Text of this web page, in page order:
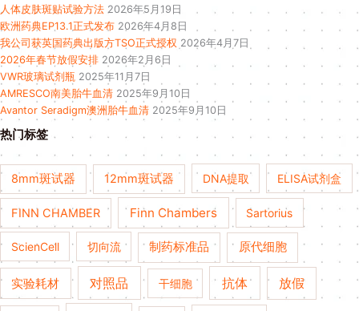
人体皮肤斑贴试验方法 2026年5月19日
欧洲药典EP13.1正式发布 2026年4月8日
我公司获英国药典出版方TSO正式授权 2026年4月7日
2026年春节放假安排 2026年2月6日
VWR玻璃试剂瓶 2025年11月7日
AMRESCO南美胎牛血清 2025年9月10日
Avantor Seradigm澳洲胎牛血清 2025年9月10日
热门标签
8mm斑试器 12mm斑试器 DNA提取 ELISA试剂盒
FINN CHAMBER Finn Chambers Sartorius
ScienCell 切向流 制药标准品 原代细胞
实验耗材 对照品 干细胞 抗体 放假